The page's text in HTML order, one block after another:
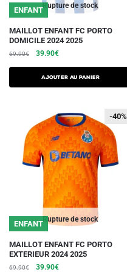
du
produit
Rupture de stock
ENFANT
MAILLOT ENFANT FC PORTO
DOMICILE 2024 2025
69.90€
Le
initial
était :
39.90€Le
actuel
est :
AJOUTER AU PANIER
Ce
produit
a
plusieurs
variations.
peuvent
être
choisies
du
produit
Rupture de stock
-40%
ENFANT
-40%
MAILLOT ENFANT FC PORTO
EXTERIEUR 2024 2025
69.90€
Le
39.90€Le
Ce
produit